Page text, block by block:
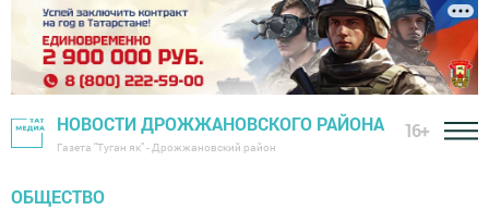
НОВОСТИ ДРОЖЖАНОВСКОГО РАЙОНА
Газета "Туган як" - Дрожжановский район
16+
ОБЩЕСТВО